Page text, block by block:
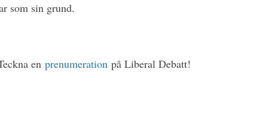
som sin grund.
en prenumerationpå Liberal Debatt!